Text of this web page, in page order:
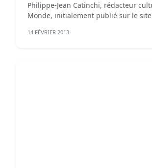
Philippe-Jean Catinchi, rédacteur
Monde, initialement publié sur le
14 FÉVRIER 2013